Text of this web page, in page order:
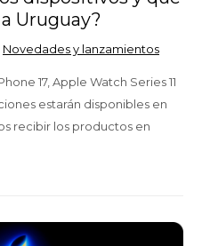
Uruguay?
Novedades y lanzamientos
17, Apple Watch Series 11
estarán disponibles en
recibir los productos en